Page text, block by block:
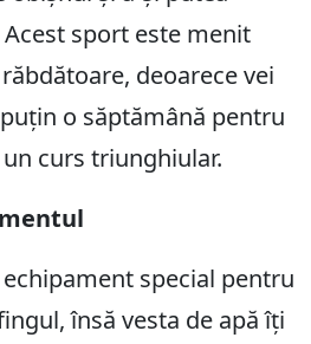
sport este menit
deoarece vei
o săptămână pentru
curs triunghiular.
special pentru
însă vesta de apă îți